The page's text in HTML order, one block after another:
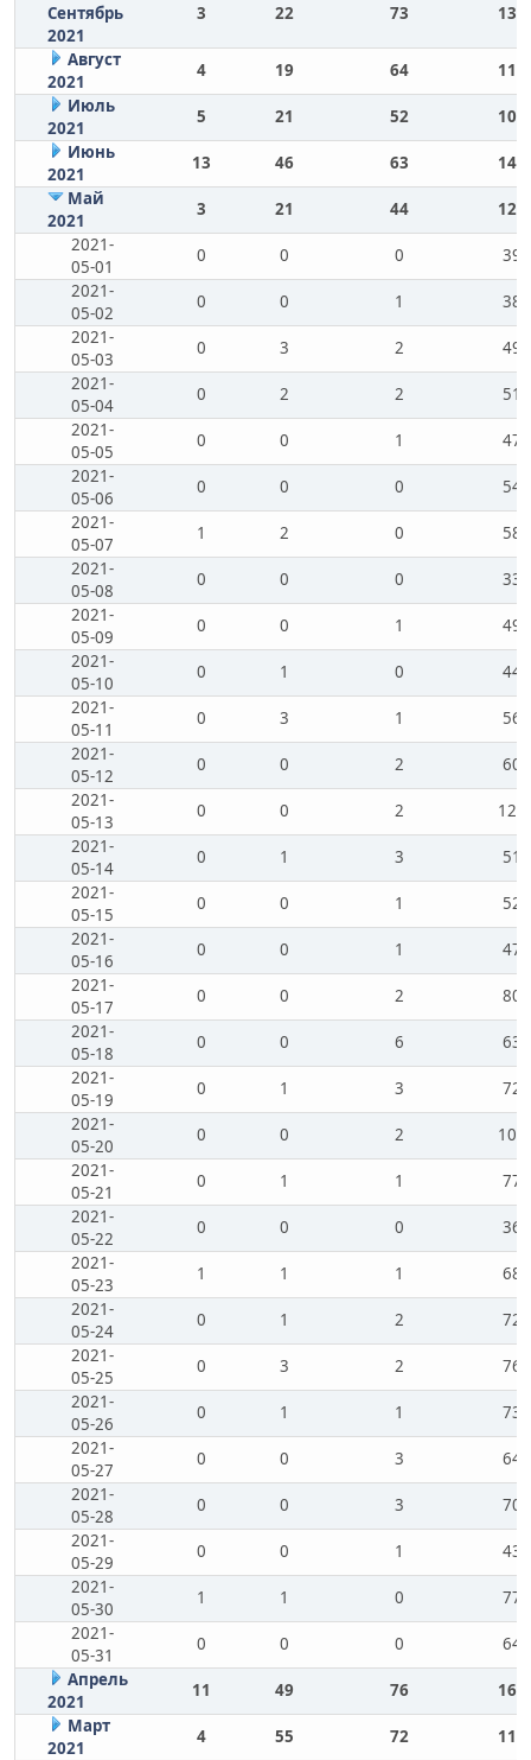
Сентябрь
2021
3 22 73 135
Август
2021
4 19 64
112
Июль
2021
5 21 52
103
Июнь
2021
13 46 63
141
Май
2021
3 21 44
120
2021-
05-01
0 0 0
39
2021-
05-02
0 0 1
38
2021-
05-03
0 3 2
49
2021-
05-04
0 2 2
51
2021-
05-05
0 0 1
47
2021-
05-06
0 0 0
54
2021-
05-07
1 2 0
58
2021-
05-08
0 0 0
33
2021-
05-09
0 0 1
49
2021-
05-10
0 1 0
44
2021-
05-11
0 3 1
56
2021-
05-12
0 0 2
60
2021-
05-13
0 0 2
120
2021-
05-14
0 1 3
51
2021-
05-15
0 0 1
52
2021-
05-16
0 0 1
47
2021-
05-17
0 0 2
80
2021-
05-18
0 0 6
63
2021-
05-19
0 1 3
72
2021-
05-20
0 0 2
102
2021-
05-21
0 1 1
77
2021-
05-22
0 0 0
36
2021-
05-23
1 1 1
68
2021-
05-24
0 1 2
72
2021-
05-25
0 3 2
76
2021-
05-26
0 1 1
73
2021-
05-27
0 0 3
64
2021-
05-28
0 0 3
70
2021-
05-29
0 0 1
43
2021-
05-30
1 1 0
77
2021-
05-31
0 0 0
64
Апрель
2021
11 49 76
163
Март
2021
4 55 72 114